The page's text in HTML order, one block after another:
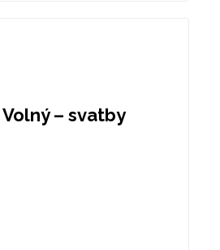
– svatby